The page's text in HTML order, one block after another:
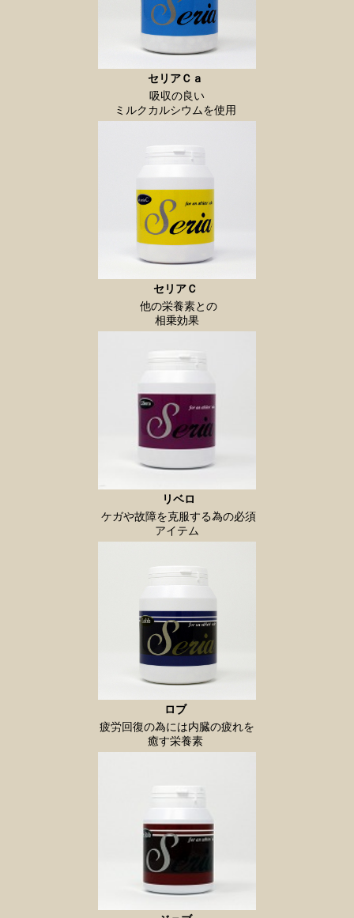
セリアＣａ
吸収の良い
ミルクカルシウムを使用
セリアＣ
他の栄養素との
相乗効果
リベロ
ケガや故障を克服する為の必須
アイテム
ロブ
疲労回復の為には内臓の疲れを
癒す栄養素